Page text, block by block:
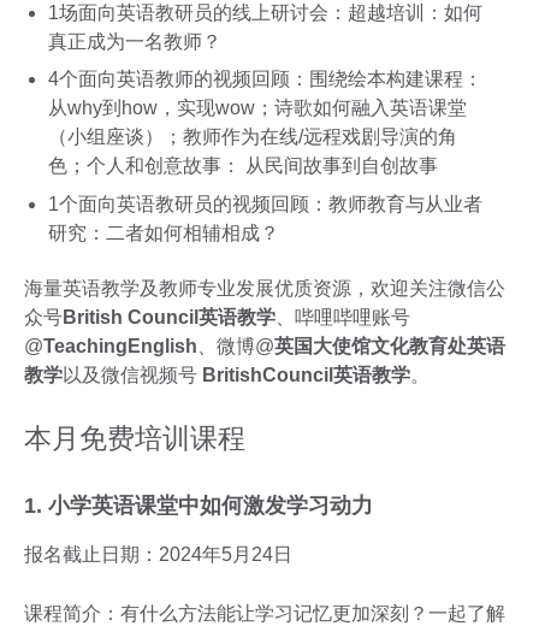
1场面向英语教研员的线上研讨会：超越培训：如何
真正成为一名教师？
4个面向英语教师的视频回顾：围绕绘本构建课程：
从why到how，实现wow；诗歌如何融入英语课堂
（小组座谈）；教师作为在线/远程戏剧导演的角
色；个人和创意故事： 从民间故事到自创故事
1个面向英语教研员的视频回顾：教师教育与从业者
研究：二者如何相辅相成？
海量英语教学及教师专业发展优质资源，欢迎关注微信公
众号British Council英语教学 、哔哩哔哩账号
@TeachingEnglish 、微博@英国大使馆文化教育处英语
教学以及微信视频号 BritishCouncil英语教学。
本月免费培训课程
1. 小学英语课堂中如何激发学习动力
报名截止日期：2024年5月24日
课程简介：有什么方法能让学习记忆更加深刻？一起了解